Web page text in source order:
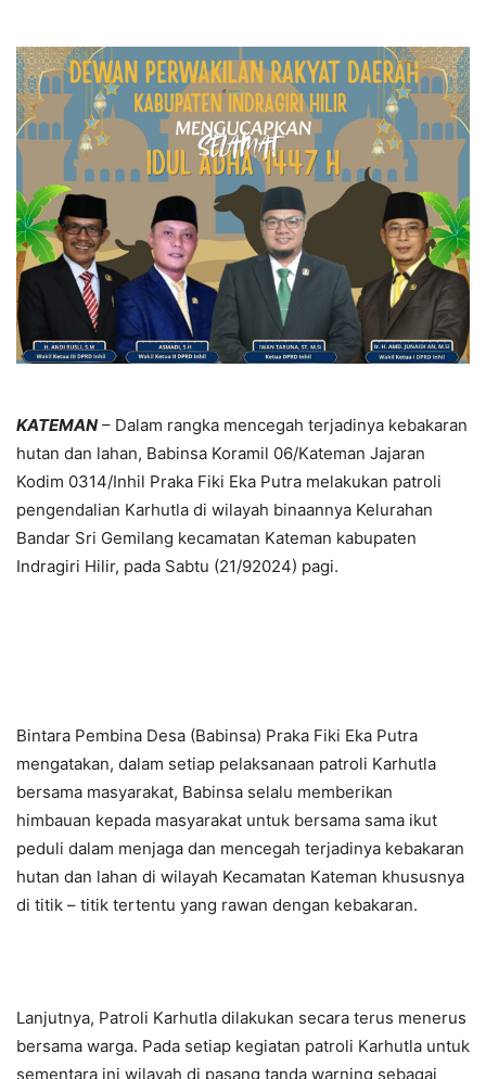
KATEMAN – Dalam rangka mencegah terjadinya kebakaran
hutan dan lahan, Babinsa Koramil 06/Kateman Jajaran
Kodim 0314/Inhil Praka Fiki Eka Putra melakukan patroli
pengendalian Karhutla di wilayah binaannya Kelurahan
Bandar Sri Gemilang kecamatan Kateman kabupaten
Indragiri Hilir, pada Sabtu (21/92024) pagi.
Bintara Pembina Desa (Babinsa) Praka Fiki Eka Putra
mengatakan, dalam setiap pelaksanaan patroli Karhutla
bersama masyarakat, Babinsa selalu memberikan
himbauan kepada masyarakat untuk bersama sama ikut
peduli dalam menjaga dan mencegah terjadinya kebakaran
hutan dan lahan di wilayah Kecamatan Kateman khususnya
di titik – titik tertentu yang rawan dengan kebakaran.
Lanjutnya, Patroli Karhutla dilakukan secara terus menerus
bersama warga. Pada setiap kegiatan patroli Karhutla untuk
sementara ini wilayah di pasang tanda warning sebagai